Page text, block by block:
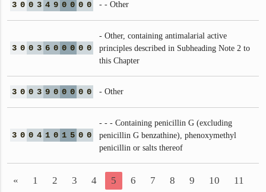
3 0 0 3 4 9 0 0 0 0 - - Other
3 0 0 3 6 0 0 0 0 0
- Other, containing antimalarial active
principles described in Subheading Note 2 to
this Chapter
3 0 0 3 9 0 0 0 0 0 - Other
3 0 0 4 1 0 1 5 0 0
- - - Containing penicillin G (excluding
penicillin G benzathine), phenoxymethyl
penicillin or salts thereof
« 1 2 3 4 5 6 7 8 9 10
11